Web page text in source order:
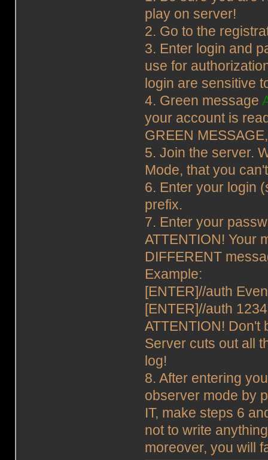
play on server!
2. Go to the
3. Enter login and
use for
login are sensitive
4. Green message
your account is
GREEN
5. Join the server.
Mode, that you
6. Enter your login
prefix.
7. Enter your
ATTENTION! Your
DIFFERENT
Example:
[ENTER]//auth
[ENTER]//auth
ATTENTION! Don't
Server cuts out all
log!
8. After entering
observer mode by
IT, make steps 6
not to write
moreover, you will